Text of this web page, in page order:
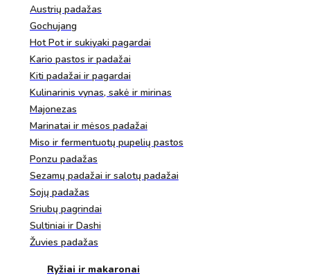
Austrių padažas
Gochujang
Hot Pot ir sukiyaki pagardai
Kario pastos ir padažai
Kiti padažai ir pagardai
Kulinarinis vynas, sakė ir mirinas
Majonezas
Marinatai ir mėsos padažai
Miso ir fermentuotų pupelių pastos
Ponzu padažas
Sezamų padažai ir salotų padažai
Sojų padažas
Sriubų pagrindai
Sultiniai ir Dashi
Žuvies padažas
Ryžiai ir makaronai